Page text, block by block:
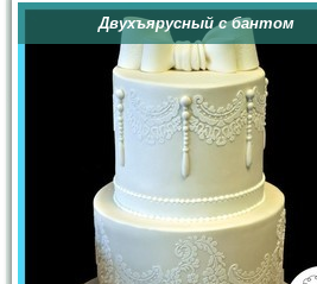
Двухъярусный с бантом